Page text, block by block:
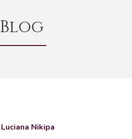
Blog
Luciana Nikipa